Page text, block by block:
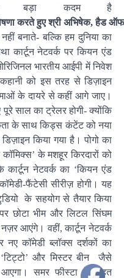
में बड़ा कदम है
करतेहुएश्रीअभिषेक,हैड
नहीं बनाते- बल्कि हम दुनिया का
कार्टून नेटवर्क पर कियन एंड
भारतीय आईपी में निवेश
को इस तरह से डिज़ाइन
के दायरे से कहीं आगे जाए।
पूरे साल का ट्रेलर होगी- क्योंकि
के साथ किड्स कंटेंट को नया
किया गया है। पोगो का
के मशहूर किरदारों को
नेटवर्क का ‘कियन एंड
फैंटेसी सीरीज़ होगी। यह
के सहयोग से तैयार किया
छोटा भीम और लिटल सिंघम
आएंगे। वहीं, कार्टून नेटवर्क
नए कॉमेडी ब्लॉक्स दर्शकों का
और मिस्टर बीन जैसे
समर फीस्टा के तहत